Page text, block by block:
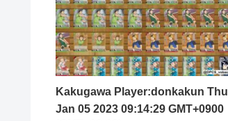
Kakugawa Player:donkakun Thu
Jan 05 2023 09:14:29 GMT+0900